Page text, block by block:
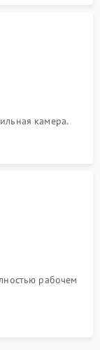
камера.
рабочем